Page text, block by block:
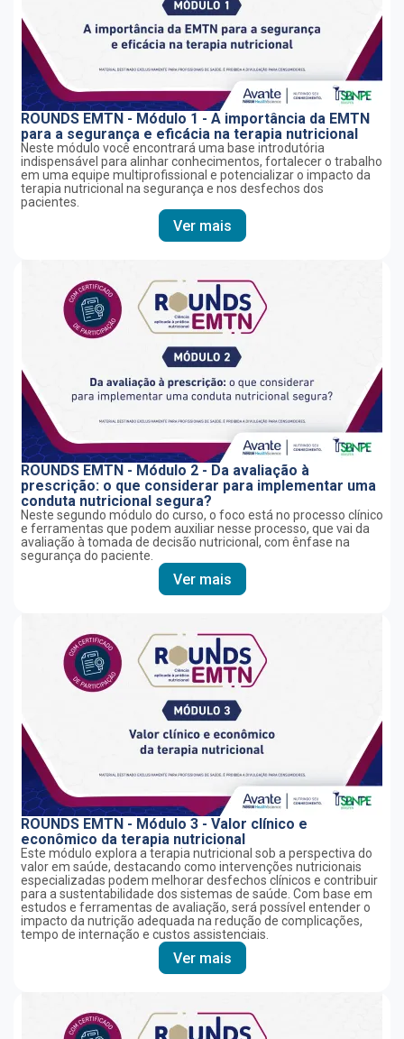
ROUNDS EMTN - Módulo 1 - A importância da EMTN
para a segurança e eficácia na terapia nutricional
Neste módulo você encontrará uma base introdutória
indispensável para alinhar conhecimentos, fortalecer o trabalho
em uma equipe multiprofissional e potencializar o impacto da
terapia nutricional na segurança e nos desfechos dos
pacientes.
Ver mais
ROUNDS EMTN - Módulo 2 - Da avaliação à
prescrição: o que considerar para implementar uma
conduta nutricional segura?
Neste segundo módulo do curso, o foco está no processo clínico
e ferramentas que podem auxiliar nesse processo, que vai da
avaliação à tomada de decisão nutricional, com ênfase na
segurança do paciente.
Ver mais
ROUNDS EMTN - Módulo 3 - Valor clínico e
econômico da terapia nutricional
Este módulo explora a terapia nutricional sob a perspectiva do
valor em saúde, destacando como intervenções nutricionais
especializadas podem melhorar desfechos clínicos e contribuir
para a sustentabilidade dos sistemas de saúde. Com base em
estudos e ferramentas de avaliação, será possível entender o
impacto da nutrição adequada na redução de complicações,
tempo de internação e custos assistenciais.
Ver mais